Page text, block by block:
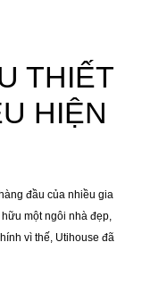
HIỆN THIẾT
HIỆN
đầu của nhiều gia
một ngôi nhà đẹp,
vì thế, Utihouse đã